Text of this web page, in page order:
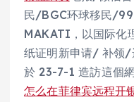
民/BGC环球移民/
MAKATI，以国际化
纸证明新申请/ 补领/
於 23-7-1 造訪這個網
怎么在菲律宾远程开